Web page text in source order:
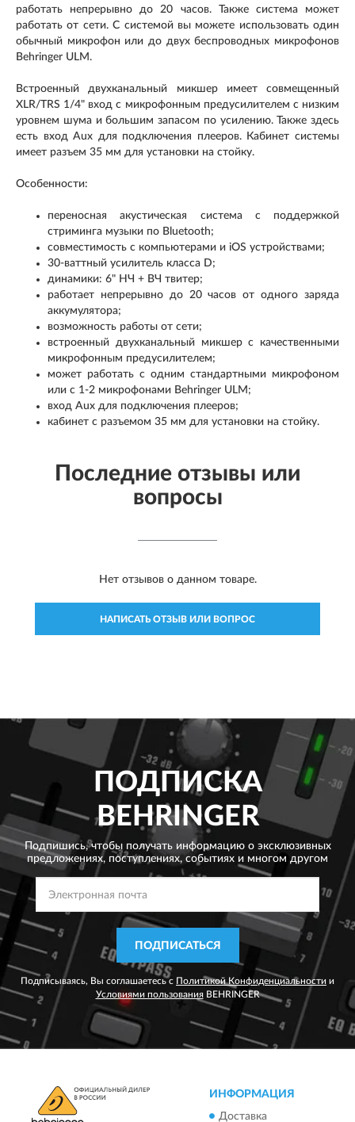
работать непрерывно до 20 часов. Также система может
работать от сети. С системой вы можете использовать один
обычный микрофон или до двух беспроводных микрофонов
Behringer ULM.
Встроенный двухканальный микшер имеет совмещенный
XLR/TRS 1/4" вход с микрофонным предусилителем с низким
уровнем шума и большим запасом по усилению. Также здесь
есть вход Aux для подключения плееров. Кабинет системы
имеет разъем 35 мм для установки на стойку.
Особенности:
переносная акустическая система с поддержкой
стриминга музыки по Bluetooth;
совместимость с компьютерами и iOS устройствами;
30-ваттный усилитель класса D;
динамики: 6" НЧ + ВЧ твитер;
работает непрерывно до 20 часов от одного заряда
аккумулятора;
возможность работы от сети;
встроенный двухканальный микшер с качественными
микрофонным предусилителем;
может работать с одним стандартными микрофоном
или с 1-2 микрофонами Behringer ULM;
вход Aux для подключения плееров;
кабинет с разъемом 35 мм для установки на стойку.
Последние отзывы или
вопросы
Нет отзывов о данном товаре.
НАПИСАТЬ ОТЗЫВ ИЛИ ВОПРОС
ПОДПИСКА
BEHRINGER
Подпишись, чтобы получать информацию о эксклюзивных
предложениях, поступлениях, событиях и многом другом
ПОДПИСАТЬСЯ
Подписываясь, Вы соглашаетесь с Политикой Конфиденциальности и
Условиями пользованияBEHRINGER
ИНФОРМАЦИЯ
Доставка